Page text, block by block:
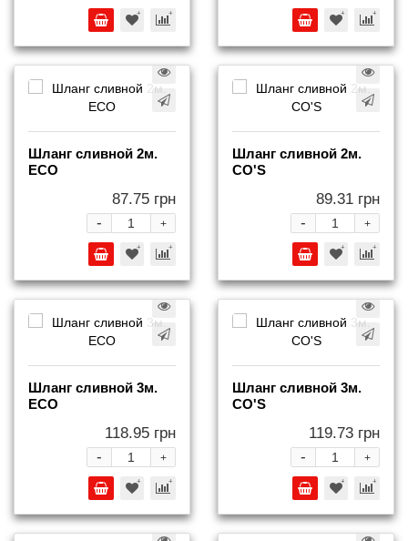
Шланг сливной 2м.
ECO
87.75 грн
+
-
Шланг сливной 2м.
СO'S
89.31 грн
+
-
Шланг сливной 3м.
ECO
118.95 грн
+
-
Шланг сливной 3м.
СO'S
119.73 грн
+
-